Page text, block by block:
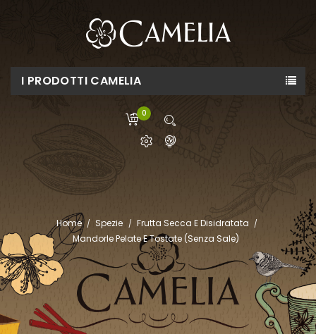
I PRODOTTI CAMELIA
0
Home Spezie
Frutta Secca E Disidratata
Mandorle Pelate E Tostate (senza Sale)